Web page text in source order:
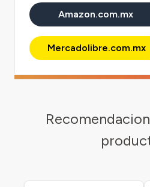
Amazon.com.mx
Mercadolibre.com.mx